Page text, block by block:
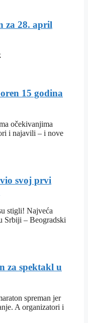
za 28. april
15 godina
očekivanjima
i najavili – i nove
svoj prvi
stigli! Najveća
Srbiji – Beogradski
za spektakl u
spreman jer
A organizatori i